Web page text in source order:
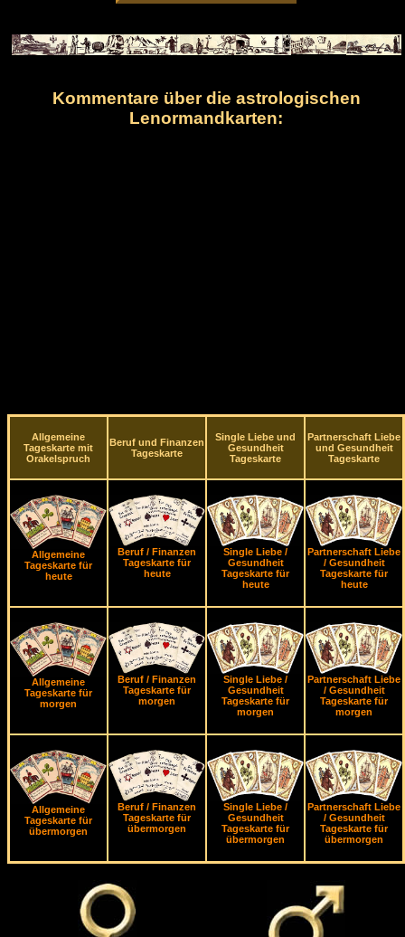
Kommentare über die astrologischen
Lenormandkarten:
Allgemeine
Tageskarte mit
Orakelspruch
Beruf und Finanzen
Tageskarte
Single Liebe und
Gesundheit
Tageskarte
Partnerschaft Liebe
und Gesundheit
Tageskarte
Allgemeine
Tageskarte für
heute
Beruf / Finanzen
Tageskarte für
heute
Single Liebe /
Gesundheit
Tageskarte für
heute
Partnerschaft Liebe
/ Gesundheit
Tageskarte für
heute
Allgemeine
Tageskarte für
morgen
Beruf / Finanzen
Tageskarte für
morgen
Single Liebe /
Gesundheit
Tageskarte für
morgen
Partnerschaft Liebe
/ Gesundheit
Tageskarte für
morgen
Allgemeine
Tageskarte für
übermorgen
Beruf / Finanzen
Tageskarte für
übermorgen
Single Liebe /
Gesundheit
Tageskarte für
übermorgen
Partnerschaft Liebe
/ Gesundheit
Tageskarte für
übermorgen